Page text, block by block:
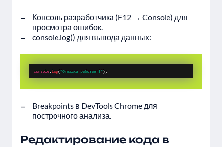
Консоль разработчика (F12 → Console) для
просмотра ошибок.
console.log() для вывода данных:
Breakpoints в DevTools Chrome для
построчного анализа.
Редактирование кода в